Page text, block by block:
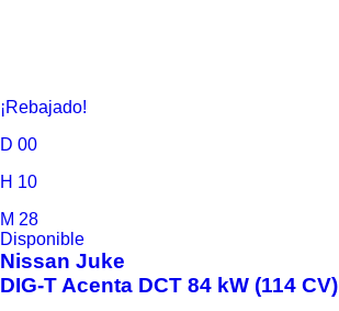
¡Rebajado!
D 00
H 10
M 28
Disponible
Nissan Juke
DIG-T Acenta DCT 84 kW (114 CV)